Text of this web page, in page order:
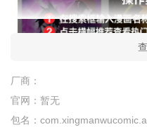
厂商：
官网： 暂无
包名：